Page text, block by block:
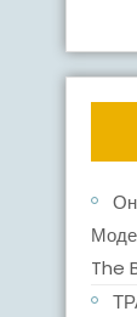
The